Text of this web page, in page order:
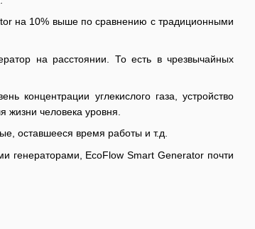
на 10% выше по сравнению с традиционными
на расстоянии. То есть в чрезвычайных
концентрации углекислого газа, устройство
жизни человека уровня.
оставшееся время работы и т.д.
генераторами, EcoFlow Smart Generator почти